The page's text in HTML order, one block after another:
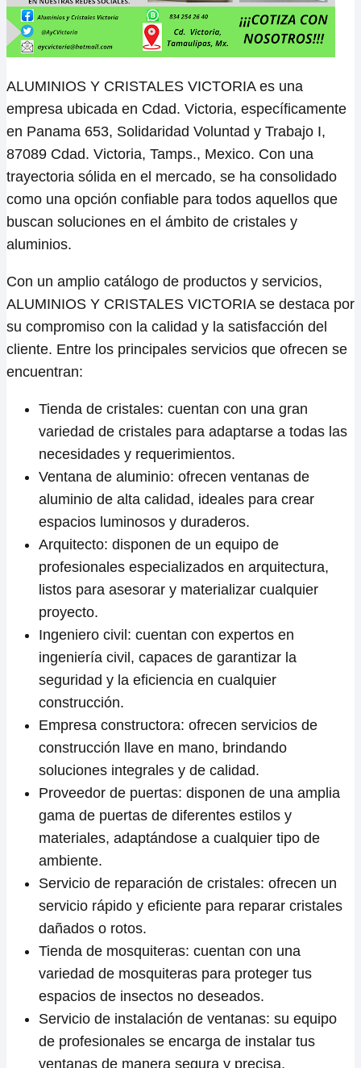
ALUMINIOS Y CRISTALES VICTORIA es una
empresa ubicada en Cdad. Victoria, específicamente
en Panama 653, Solidaridad Voluntad y Trabajo I,
87089 Cdad. Victoria, Tamps., Mexico. Con una
trayectoria sólida en el mercado, se ha consolidado
como una opción confiable para todos aquellos que
buscan soluciones en el ámbito de cristales y
aluminios.
Con un amplio catálogo de productos y servicios,
ALUMINIOS Y CRISTALES VICTORIA se destaca por
su compromiso con la calidad y la satisfacción del
cliente. Entre los principales servicios que ofrecen se
encuentran:
Tienda de cristales: cuentan con una gran
variedad de cristales para adaptarse a todas las
necesidades y requerimientos.
Ventana de aluminio: ofrecen ventanas de
aluminio de alta calidad, ideales para crear
espacios luminosos y duraderos.
Arquitecto: disponen de un equipo de
profesionales especializados en arquitectura,
listos para asesorar y materializar cualquier
proyecto.
Ingeniero civil: cuentan con expertos en
ingeniería civil, capaces de garantizar la
seguridad y la eficiencia en cualquier
construcción.
Empresa constructora: ofrecen servicios de
construcción llave en mano, brindando
soluciones integrales y de calidad.
Proveedor de puertas: disponen de una amplia
gama de puertas de diferentes estilos y
materiales, adaptándose a cualquier tipo de
ambiente.
Servicio de reparación de cristales: ofrecen un
servicio rápido y eficiente para reparar cristales
dañados o rotos.
Tienda de mosquiteras: cuentan con una
variedad de mosquiteras para proteger tus
espacios de insectos no deseados.
Servicio de instalación de ventanas: su equipo
de profesionales se encarga de instalar tus
ventanas de manera segura y precisa.